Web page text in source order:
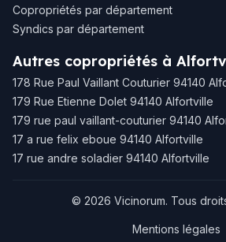
Copropriétés par département
Syndics par département
Autres copropriétés à
178 Rue Paul Vaillant Couturier 94140
179 Rue Etienne Dolet 94140 Alfortville
179 rue paul vaillant-couturier 94140
17 a rue felix eboue 94140 Alfortville
17 rue andre soladier 94140 Alfortville
© 2026 Vicinorum. Tous
Mentions légales